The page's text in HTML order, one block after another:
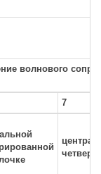
волнового
7